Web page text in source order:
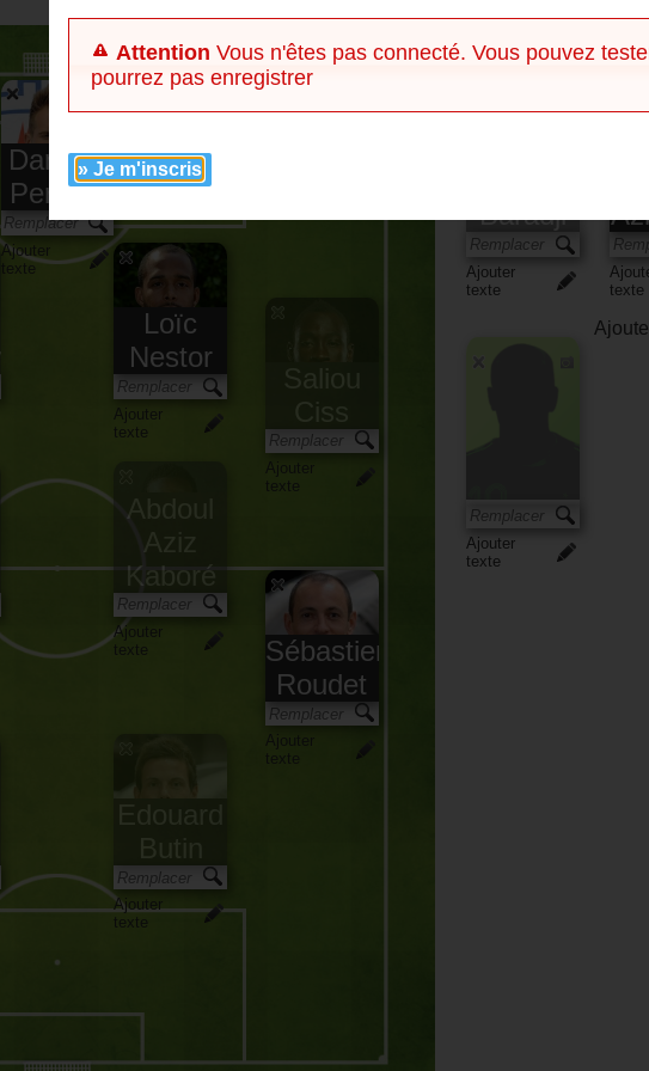
Damien
Perquis
Ajouter
texte
Loïc
Nestor
Ajouter
texte
Ajouter
texte
Abdoul
Kaboré
Ajouter
texte
Sébastien
Roudet
Ajouter
Ajouter
texte
Baradji
Ajouter
texte
texte
Ajouter
texte
Attention Vous n'êtes pas connecté. Vous pouvez
pourrez pas enregistrer
» Je m'inscris